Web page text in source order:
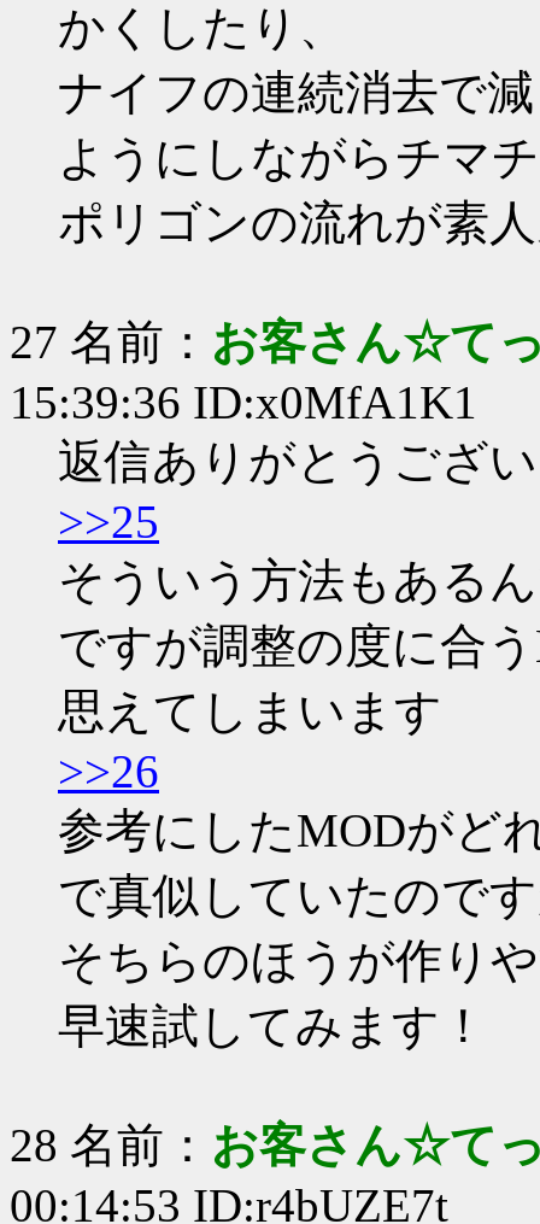
かくしたり、
ナイフの連続消去で
ようにしながらチマ
ポリゴンの流れが素
27 名前： お客さん☆て
15:39:36 ID:x0MfA1K1
返信ありがとうござ
>>25
そういう方法もある
ですが調整の度に合
思えてしまいます
>>26
参考にしたMODがど
で真似していたので
そちらのほうが作り
早速試してみます！
28 名前： お客さん☆て
00:14:53 ID:r4bUZE7t